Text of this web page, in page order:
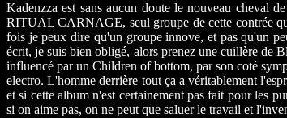
Kadenzza est sans aucun doute le nouveau cheval
RITUAL CARNAGE, seul groupe de cette contrée
fois je peux dire qu'un groupe innove, et pas qu'un
écrit, je suis bien obligé, alors prenez une cuillère de
influencé par un Children of bottom, par son coté
electro. L'homme derrière tout ça a véritablement
et si cette album n'est certainement pas fait pour les
si on aime pas, on ne peut que saluer le travail et